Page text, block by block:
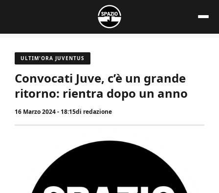
contenuto
ULTIM'ORA JUVENTUS
Convocati Juve, c’è un grande
ritorno: rientra dopo un anno
16 Marzo 2024 - 18:15di redazione